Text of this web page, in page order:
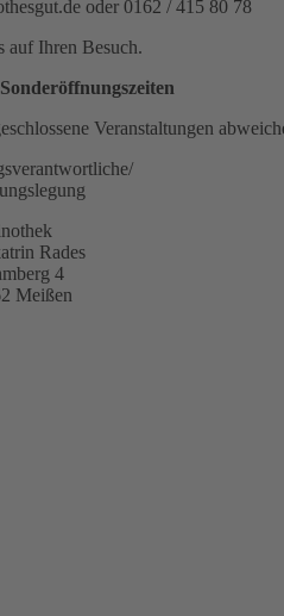
oder 0162 / 415 80 78
auf Ihren Besuch.
Veranstaltungen
Rades
4
Meißen